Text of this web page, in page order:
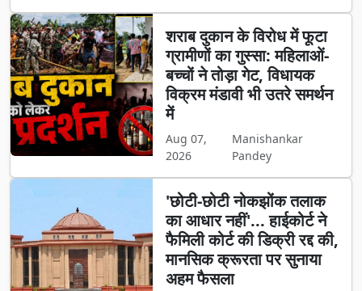
शराब दुकान के विरोध में फूटा
ग्रामीणों का गुस्सा: महिलाओं-
बच्चों ने तोड़ा गेट, विधायक
विक्रम मंडावी भी उतरे समर्थन
में
Aug 07,
2026
Manishankar
Pandey
'छोटी-छोटी नोकझोंक तलाक
का आधार नहीं'... हाईकोर्ट ने
फैमिली कोर्ट की डिक्री रद्द की,
मानसिक क्रूरता पर सुनाया
अहम फैसला